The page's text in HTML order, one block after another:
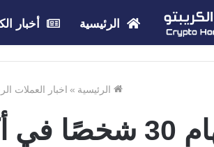
الرئيسية أخبار
الرئيسية » اخبار العملات
اتهام 30